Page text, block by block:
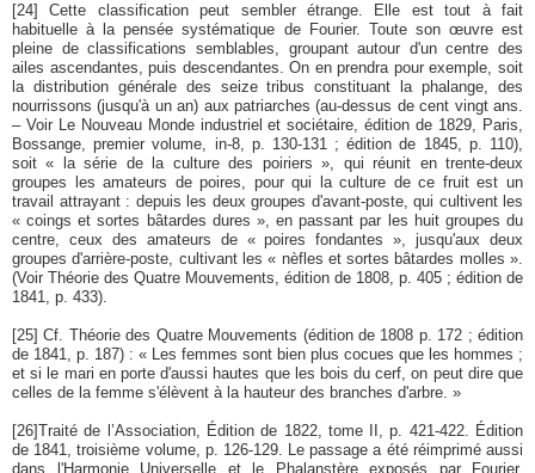
[24]
Cette classification peut sembler étrange. Elle est tout à fait
habituelle à la pensée systématique de Fourier. Toute son œuvre est
pleine de classifications semblables, groupant autour d'un centre des
ailes ascendantes, puis descendantes. On en prendra pour exemple, soit
la distribution générale des seize tribus constituant la phalange, des
nourrissons (jusqu'à un an) aux patriarches (au-dessus de cent vingt ans.
– Voir Le Nouveau Monde industriel et sociétaire, édition de 1829, Paris,
Bossange, premier volume, in-8, p. 130-131 ; édition de 1845, p. 110),
soit « la série de la culture des poiriers », qui réunit en trente-deux
groupes les amateurs de poires, pour qui la culture de ce fruit est un
travail attrayant : depuis les deux groupes d'avant-poste, qui cultivent les
« coings et sortes bâtardes dures », en passant par les huit groupes du
centre, ceux des amateurs de « poires fondantes », jusqu'aux deux
groupes d'arrière-poste, cultivant les « nèfles et sortes bâtardes molles ».
(Voir Théorie des Quatre Mouvements, édition de 1808, p. 405 ; édition de
1841, p. 433).
[25] Cf. Théorie des Quatre Mouvements (édition de 1808 p. 172 ; édition
de 1841, p. 187) : « Les femmes sont bien plus cocues que les hommes ;
et si le mari en porte d'aussi hautes que les bois du cerf, on peut dire que
celles de la femme s'élèvent à la hauteur des branches d'arbre. »
[26]
Traité de l’Association, Édition de 1822, tome II, p. 421-422. Édition
de 1841, troisième volume, p. 126-129. Le passage a été réimprimé aussi
dans l'Harmonie Universelle et le Phalanstère exposés par Fourier.